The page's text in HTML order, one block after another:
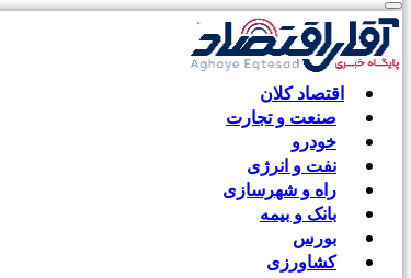
اقتصاد کلان
صنعت و تجارت
خودرو
نفت و انرژی
راه و شهرسازی
بانک و بیمه
بورس
کشاورزی